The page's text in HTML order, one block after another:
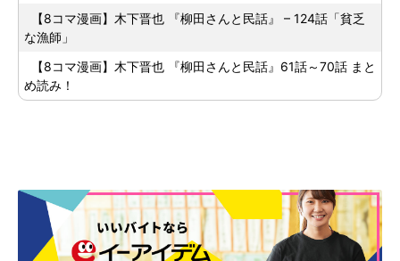
【8コマ漫画】木下晋也 『柳田さんと民話』 – 124話「貧乏
な漁師」
【8コマ漫画】木下晋也 『柳田さんと民話』61話～70話 まと
め読み！